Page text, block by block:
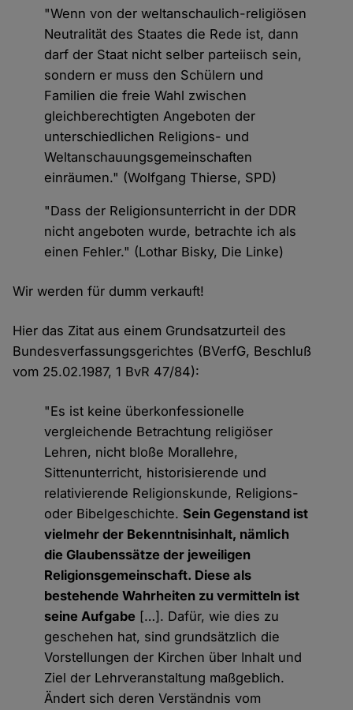
"Wenn von der weltanschaulich-religiösen
Neutralität des Staates die Rede ist, dann
darf der Staat nicht selber parteiisch sein,
sondern er muss den Schülern und
Familien die freie Wahl zwischen
gleichberechtigten Angeboten der
unterschiedlichen Religions- und
Weltanschauungsgemeinschaften
einräumen." (Wolfgang Thierse, SPD)
"Dass der Religionsunterricht in der DDR
nicht angeboten wurde, betrachte ich als
einen Fehler." (Lothar Bisky, Die Linke)
Wir werden für dumm verkauft!
Hier das Zitat aus einem Grundsatzurteil des
Bundesverfassungsgerichtes (BVerfG, Beschluß
vom 25.02.1987, 1 BvR 47/84):
"Es ist keine überkonfessionelle
vergleichende Betrachtung religiöser
Lehren, nicht bloße Morallehre,
Sittenunterricht, historisierende und
relativierende Religionskunde, Religions-
oder Bibelgeschichte.Sein Gegenstand ist
vielmehr der Bekenntnisinhalt, nämlich
die Glaubenssätze der jeweiligen
Religionsgemeinschaft. Diese als
bestehende Wahrheiten zu vermitteln ist
seine Aufgabe […]. Dafür, wie dies zu
geschehen hat, sind grundsätzlich die
Vorstellungen der Kirchen über Inhalt und
Ziel der Lehrveranstaltung maßgeblich.
Ändert sich deren Verständnis vom